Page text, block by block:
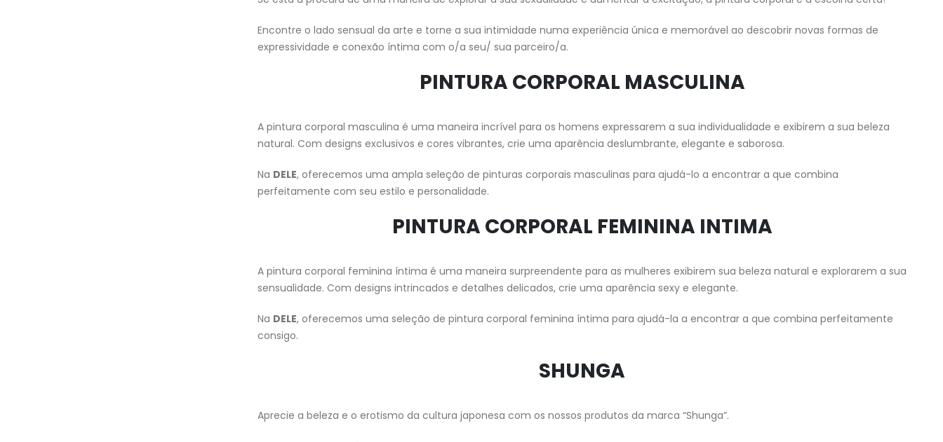
Encontre o lado sensual da arte e torne a sua intimidade numa experiência única e memorável ao descobrir novas formas de
expressividade e conexão íntima com o/a seu/ sua parceiro/a.
PINTURA CORPORAL MASCULINA
A pintura corporal masculina é uma maneira incrível para os homens expressarem a sua individualidade e exibirem a sua beleza
natural. Com designs exclusivos e cores vibrantes, crie uma aparência deslumbrante, elegante e saborosa.
Na DELE, oferecemos uma ampla seleção de pinturas corporais masculinas para ajudá-lo a encontrar a que combina
perfeitamente com seu estilo e personalidade.
PINTURA CORPORAL FEMININA INTIMA
A pintura corporal feminina íntima é uma maneira surpreendente para as mulheres exibirem sua beleza natural e explorarem a sua
sensualidade. Com designs intrincados e detalhes delicados, crie uma aparência sexy e elegante.
Na DELE, oferecemos uma seleção de pintura corporal feminina íntima para ajudá-la a encontrar a que combina perfeitamente
consigo.
SHUNGA
Aprecie a beleza e o erotismo da cultura japonesa com os nossos produtos da marca “Shunga”.